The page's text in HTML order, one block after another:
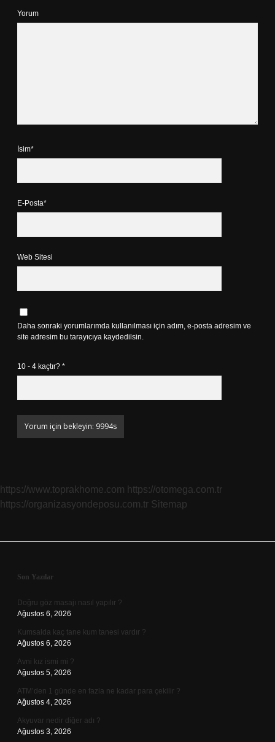
Yorum
İsim*
E-Posta*
Web Sitesi
Daha sonraki yorumlarımda kullanılması için adım, e-posta adresim ve
site adresim bu tarayıcıya kaydedilsin.
10 - 4 kaçtır? *
https://www.toprakhome.com https://otomega.com.tr
https://organizasyondeposu.com.tr Sitemap
Sidebar
Son Yazılar
Doğru göz masajı nasıl yapılır ?
Ağustos 6, 2026
Kumsalda kaç tane kum tanesi vardır ?
Ağustos 6, 2026
Avni kız ismi mi ?
Ağustos 5, 2026
ATM’den 1 günde en fazla ne kadar para çekilir ?
Ağustos 4, 2026
Akyuvar nedir diğer adı ?
Ağustos 3, 2026